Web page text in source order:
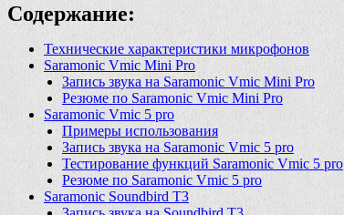
Содержание:
Технические характеристики микрофонов
Saramonic Vmic Mini Pro
Запись звука на Saramonic Vmic Mini Pro
Резюме по Saramonic Vmic Mini Pro
Saramonic Vmic 5 pro
Примеры использования
Запись звука на Saramonic Vmic 5 pro
Тестирование функций Saramonic Vmic 5 pro
Резюме по Saramonic Vmic 5 pro
Saramonic Soundbird T3